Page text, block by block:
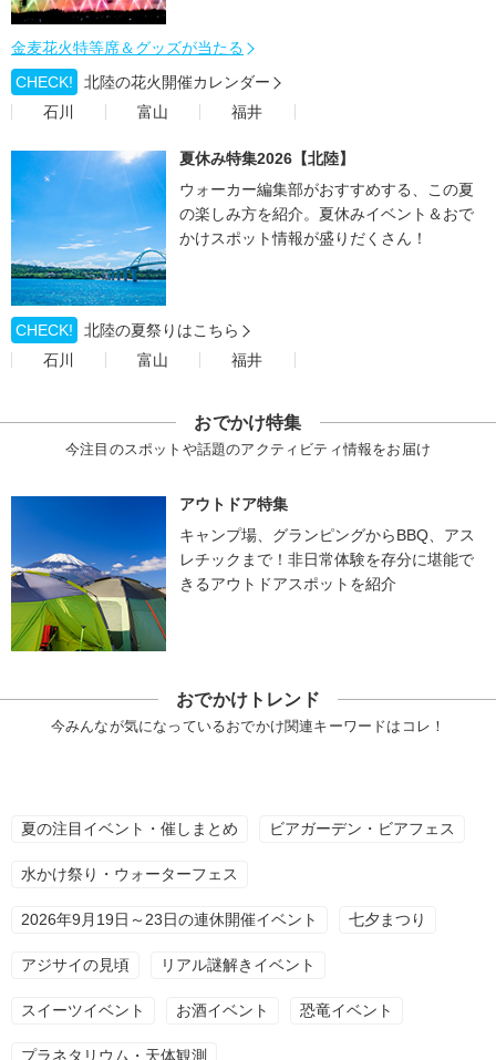
金麦花火特等席＆グッズが当たる
CHECK!
北陸の花火開催カレンダー
石川
富山 福井
夏休み特集2026【北陸】
ウォーカー編集部がおすすめする、この夏
の楽しみ方を紹介。夏休みイベント＆おで
かけスポット情報が盛りだくさん！
CHECK!
北陸の夏祭りはこちら
石川
富山 福井
おでかけ特集
今注目のスポットや話題のアクティビティ情報をお届け
アウトドア特集
キャンプ場、グランピングからBBQ、アス
レチックまで！非日常体験を存分に堪能で
きるアウトドアスポットを紹介
おでかけトレンド
今みんなが気になっているおでかけ関連キーワードはコレ！
夏の注目イベント・催しまとめ ビアガーデン・ビアフェス
水かけ祭り・ウォーターフェス
2026年9月19日～23日の連休開催イベント 七夕まつり
アジサイの見頃 リアル謎解きイベント
スイーツイベント お酒イベント 恐竜イベント
プラネタリウム・天体観測